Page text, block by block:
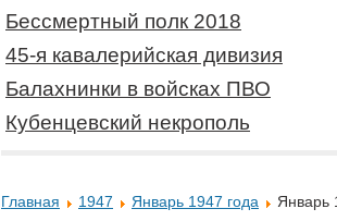
Бессмертный полк 2018
45-я кавалерийская дивизия
Балахнинки в войсках ПВО
Кубенцевский некрополь
Главная 1947 Январь 1947 года Январь